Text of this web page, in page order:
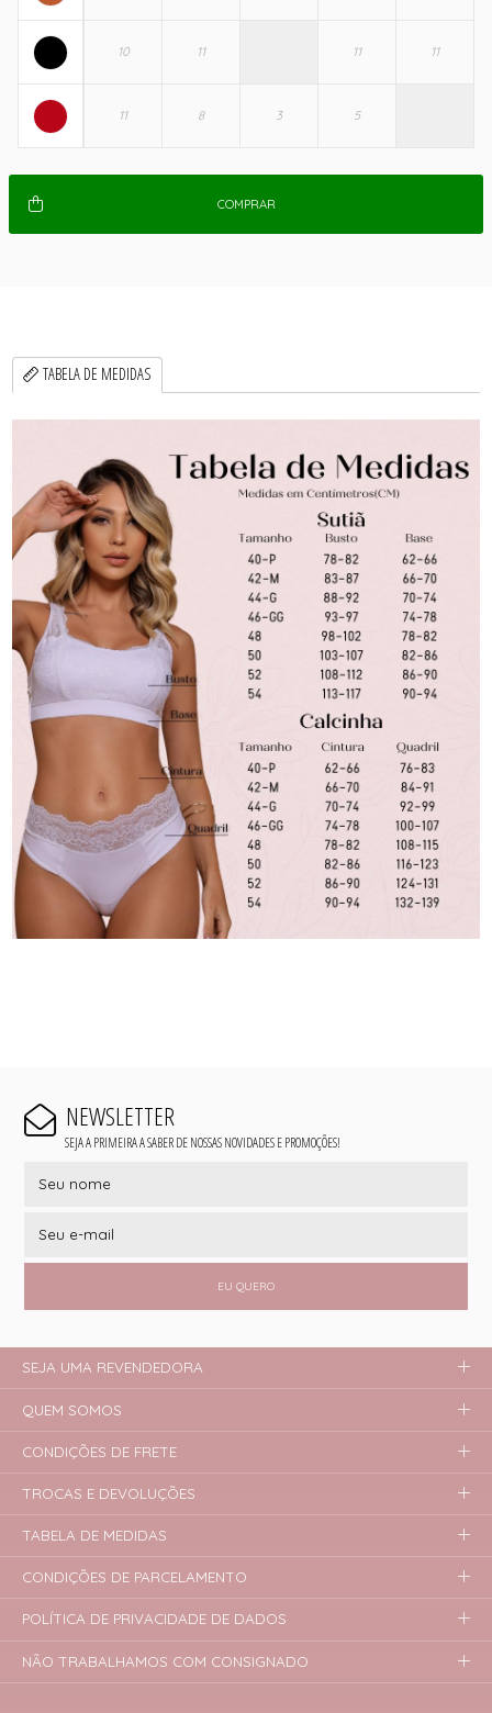
COMPRAR
TABELA DE MEDIDAS
NEWSLETTER
SEJA A PRIMEIRA A SABER DE NOSSAS NOVIDADES E PROMOÇÕES!
EU QUERO
SEJA UMA REVENDEDORA
QUEM SOMOS
CONDIÇÕES DE FRETE
TROCAS E DEVOLUÇÕES
TABELA DE MEDIDAS
CONDIÇÕES DE PARCELAMENTO
POLÍTICA DE PRIVACIDADE DE DADOS
NÃO TRABALHAMOS COM CONSIGNADO